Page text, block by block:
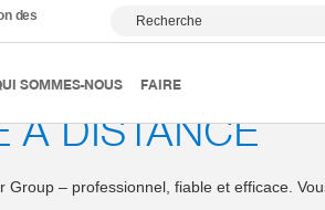
des
Recherche
SOMMES-NOUS FAIRE
À DISTANCE
Group – professionnel, fiable et efficace.